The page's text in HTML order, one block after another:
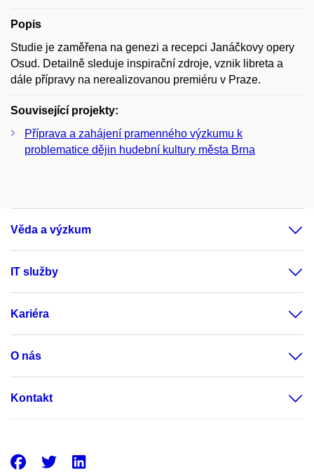
Popis
Studie je zaměřena na genezi a recepci Janáčkovy opery
Osud. Detailně sleduje inspirační zdroje, vznik libreta a
dále přípravy na nerealizovanou premiéru v Praze.
Související projekty:
Příprava a zahájení pramenného výzkumu k
problematice dějin hudební kultury města Brna
Věda a výzkum
IT služby
Kariéra
O nás
Kontakt
Facebook
Twitter